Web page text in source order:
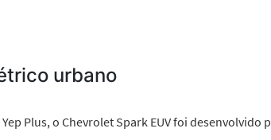
urbano
Plus, o Chevrolet Spark EUV foi desenvolvido